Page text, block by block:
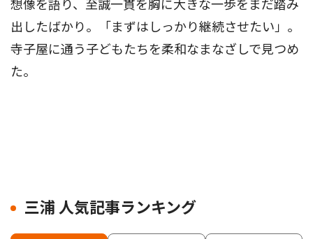
想像を語り、至誠一貫を胸に大きな一歩をまだ踏み
出したばかり。「まずはしっかり継続させたい」。
寺子屋に通う子どもたちを柔和なまなざしで見つめ
た。
三浦 人気記事ランキング